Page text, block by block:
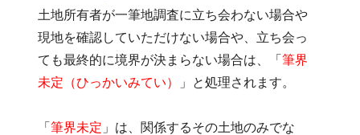
土地所有者が一筆地調査に立ち会わない場合や
現地を確認していただけない場合や、立ち会っ
ても最終的に境界が決まらない場合は、「 筆界
未定（ひっかいみてい）
」と処理されます。
「 筆界未定 」は、関係するその土地のみでな